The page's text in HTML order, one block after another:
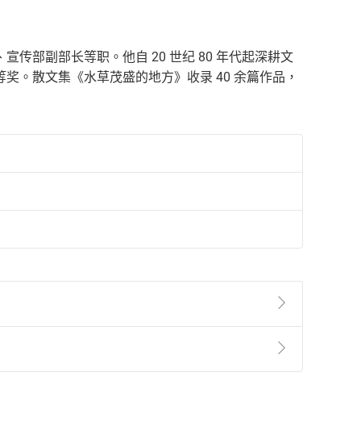
传部副部长等职。他自 20 世纪 80 年代起深耕文
。散文集《水草茂盛的地方》收录 40 余篇作品，
第2條第5款之規定，「非以有形媒介提供之數位